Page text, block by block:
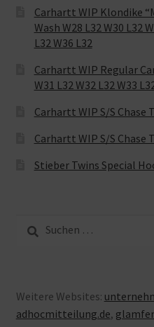
Carhartt WIP Klondike
Wash W28 L32 W30 L32
L32 W36 L32
Carhartt WIP Regular
W31 L32 W32 L32 W33
Carhartt WIP S/S Chase
Carhartt WIP S/S Chase
Stieber Twins Special
nach:
Weitere Websites:
adhocmitteilung.de,